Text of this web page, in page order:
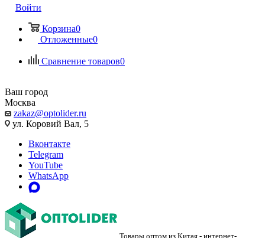
Войти
Корзина0
Отложенные0
Сравнение товаров0
Ваш город
Москва
zakaz@optolider.ru
ул. Коровий Вал, 5
Вконтакте
Telegram
YouTube
WhatsApp
Товары оптом из Китая - интернет-